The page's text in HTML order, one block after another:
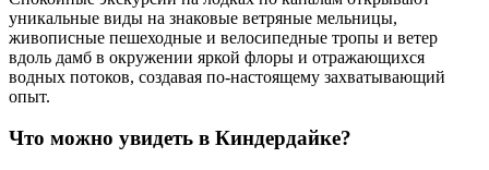
уникальные виды на знаковые ветряные мельницы,
живописные пешеходные и велосипедные тропы и ветер
вдоль дамб в окружении яркой флоры и отражающихся
водных потоков, создавая по-настоящему захватывающий
опыт.
Что можно увидеть в Киндердайке?